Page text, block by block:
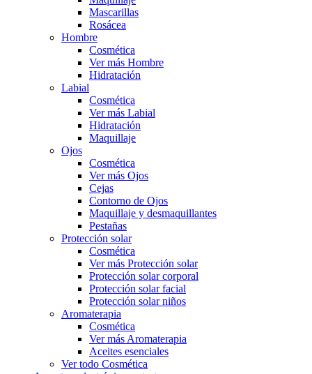
Mascarillas
Rosácea
Hombre
Cosmética
Ver más Hombre
Hidratación
Labial
Cosmética
Ver más Labial
Hidratación
Maquillaje
Ojos
Cosmética
Ver más Ojos
Cejas
Contorno de Ojos
Maquillaje y desmaquillantes
Pestañas
Protección solar
Cosmética
Ver más Protección solar
Protección solar corporal
Protección solar facial
Protección solar niños
Aromaterapia
Cosmética
Ver más Aromaterapia
Aceites esenciales
Ver todo Cosmética